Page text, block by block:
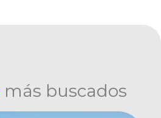
más buscados